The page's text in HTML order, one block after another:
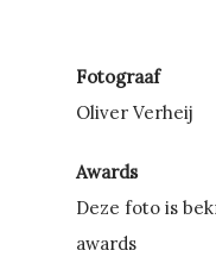
Fotograaf
Oliver Verheij
Awards
Deze foto is
awards